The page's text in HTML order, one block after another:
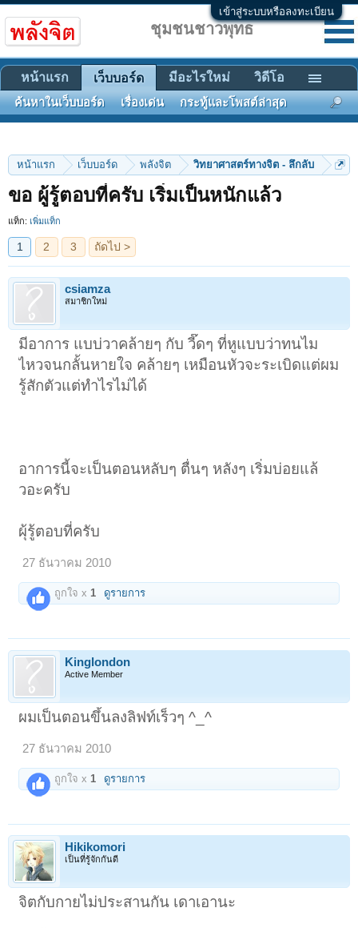
เข้าสู่ระบบหรือลงทะเบียน
หน้าแรก เว็บบอร์ด พลังจิต วิทยาศาสตร์ทางจิต - ลึกลับ
ขอ ผู้รู้ตอบที่ครับ เริ่มเป็นหนักแล้ว
แท็ก: เพิ่มแท็ก
1 2 3 ถัดไป >
csiamza
สมาชิกใหม่
มีอาการ แบบ่วาคล้ายๆ กับ วี๊ดๆ ที่หูแบบว่าทนไม
ไหวจนกลั้นหายใจ คล้ายๆ เหมือนหัวจะระเบิดแต่ผม
รู้สักตัวแต่ทำไรไม่ได้
อาการนี้จะเป็นตอนหลับๆ ตื่นๆ หลังๆ เริ่มบ่อยแล้
วอะครับ
ผุ้รู้ตอบที่ครับ
27 ธันวาคม 2010
ถูกใจ x1 ดูรายการ
Kinglondon
Active Member
ผมเป็นตอนขึ้นลงลิฟท์เร็วๆ ^_^
27 ธันวาคม 2010
ถูกใจ x 1 ดูรายการ
Hikikomori
เป็นที่รู้จักกันดี
จิตกับกายไม่ประสานกัน เดาเอานะ
ชุมชนชาวพุทธ
หน้าแรก เว็บบอร์ด
ค้นหาในเว็บบอร์ด เรื่องเด่น กระทู้และโพสต์ล่าสุด
มีอะไรใหม่ วิดีโอ